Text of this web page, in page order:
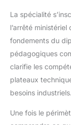
La spécialité
l’arrêté ministériel
fondements du
pédagogiques
clarifie les
plateaux
besoins industriels.
Une fois le